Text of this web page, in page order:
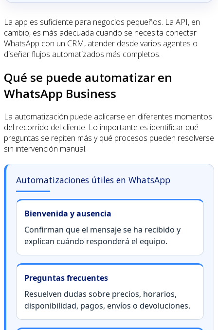
La app es suficiente para negocios pequeños. La API, en
cambio, es más adecuada cuando se necesita conectar
WhatsApp con un CRM, atender desde varios agentes o
diseñar flujos automatizados más completos.
Qué se puede automatizar en
WhatsApp Business
La automatización puede aplicarse en diferentes momentos
del recorrido del cliente. Lo importante es identificar qué
preguntas se repiten más y qué procesos pueden resolverse
sin intervención manual.
Automatizaciones útiles en WhatsApp
Bienvenida y ausencia
Confirman que el mensaje se ha recibido y
explican cuándo responderá el equipo.
Preguntas frecuentes
Resuelven dudas sobre precios, horarios,
disponibilidad, pagos, envíos o devoluciones.